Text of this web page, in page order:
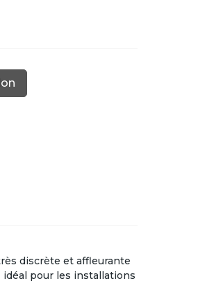
discrète et affleurante
idéal pour les installations